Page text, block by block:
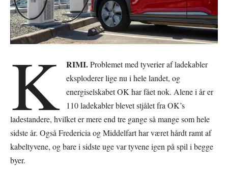
K RIMI.Problemet med tyverier af ladekabler
eksploderer lige nu i hele landet, og
energiselskabet OK har fået nok. Alene i år er
110 ladekabler blevet stjålet fra OK’s
ladestandere, hvilket er mere end tre gange så mange som hele
sidste år. Også Fredericia og Middelfart har været hårdt ramt af
kabeltyvene, og bare i sidste uge var tyvene igen på spil i begge
byer.